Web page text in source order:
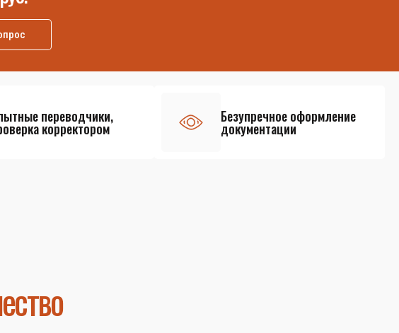
переводчики,
корректором
Безупречное оформление
документации